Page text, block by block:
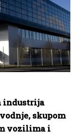
industrija
skupom
vozilima i